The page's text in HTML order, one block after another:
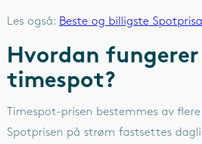
Les også: Beste og billigste
Hvordan fungerer
timespot?
Timespot-prisen bestemmes av
Spotprisen på strøm fastsettes